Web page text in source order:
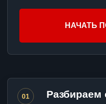
НАЧАТЬ
01 Разбираем